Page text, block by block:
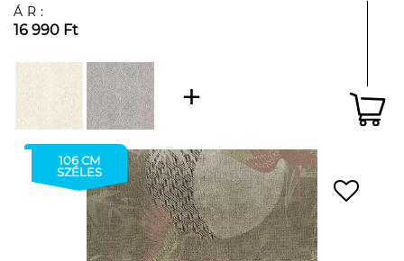
ÁR:
16 990 Ft
106 CM
SZÉLES